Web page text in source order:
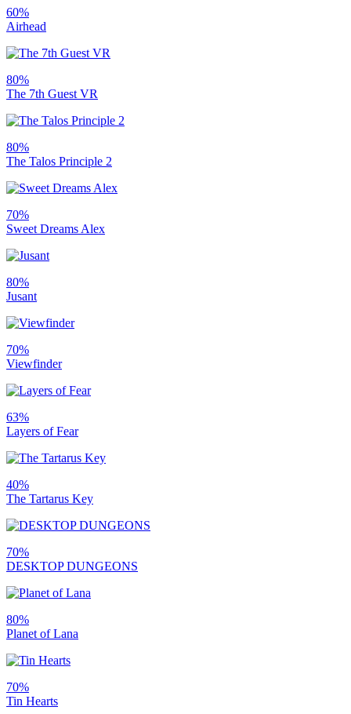
60%
Airhead
80%
The 7th Guest VR
80%
The Talos Principle 2
70%
Sweet Dreams Alex
80%
Jusant
70%
Viewfinder
63%
Layers of Fear
40%
The Tartarus Key
70%
DESKTOP DUNGEONS
80%
Planet of Lana
70%
Tin Hearts